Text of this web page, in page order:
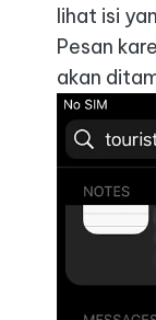
lihat isi
Pesan
akan